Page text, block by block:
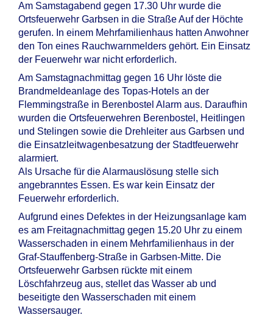
Am Samstagabend gegen 17.30 Uhr wurde die
Ortsfeuerwehr Garbsen in die Straße Auf der Höchte
gerufen. In einem Mehrfamilienhaus hatten Anwohner
den Ton eines Rauchwarnmelders gehört. Ein Einsatz
der Feuerwehr war nicht erforderlich.
Am Samstagnachmittag gegen 16 Uhr löste die
Brandmeldeanlage des Topas-Hotels an der
Flemmingstraße in Berenbostel Alarm aus. Daraufhin
wurden die Ortsfeuerwehren Berenbostel, Heitlingen
und Stelingen sowie die Drehleiter aus Garbsen und
die Einsatzleitwagenbesatzung der Stadtfeuerwehr
alarmiert.
Als Ursache für die Alarmauslösung stelle sich
angebranntes Essen. Es war kein Einsatz der
Feuerwehr erforderlich.
Aufgrund eines Defektes in der Heizungsanlage kam
es am Freitagnachmittag gegen 15.20 Uhr zu einem
Wasserschaden in einem Mehrfamilienhaus in der
Graf-Stauffenberg-Straße in Garbsen-Mitte. Die
Ortsfeuerwehr Garbsen rückte mit einem
Löschfahrzeug aus, stellet das Wasser ab und
beseitigte den Wasserschaden mit einem
Wassersauger.